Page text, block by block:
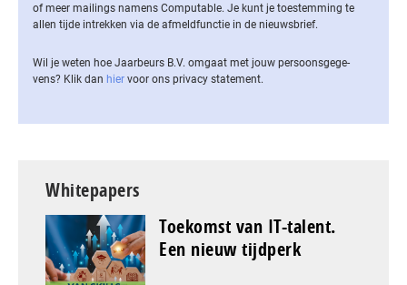
of meer mailings namens Computable. Je kunt je toestemming te
allen tijde intrekken via de af­meld­func­tie in de nieuwsbrief.
Wil je weten hoe Jaarbeurs B.V. omgaat met jouw per­soons­ge­ge­
vens? Klik dan hier voor ons privacy statement.
Whitepapers
Toekomst van IT-talent.
Een nieuw tijdperk